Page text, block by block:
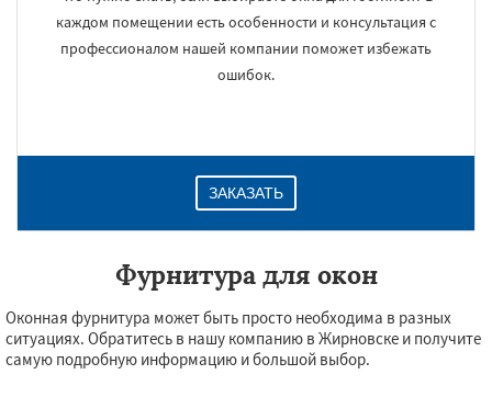
каждом помещении есть особенности и консультация с
профессионалом нашей компании поможет избежать
ошибок.
ЗАКАЗАТЬ
Фурнитура для окон
Оконная фурнитура может быть просто необходима в разных
ситуациях. Обратитесь в нашу компанию в Жирновске и получите
самую подробную информацию и большой выбор.